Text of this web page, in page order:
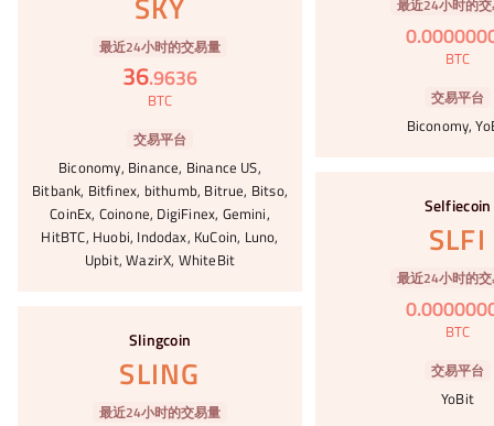
最近24小时的
0.
BTC
交易平台
Biconomy,
最近24小时的交易量
36.9636
BTC
交易平台
Biconomy, Binance, Binance US,
Bitbank, Bitfinex, bithumb, Bitrue, Bitso,
CoinEx, Coinone, DigiFinex, Gemini,
HitBTC, Huobi, Indodax, KuCoin, Luno,
Upbit, WazirX, WhiteBit
Selfiecoin
SLFI
最近24小时的
0.
BTC
交易平台
YoBit
Slingcoin
SLING
最近24小时的交易量